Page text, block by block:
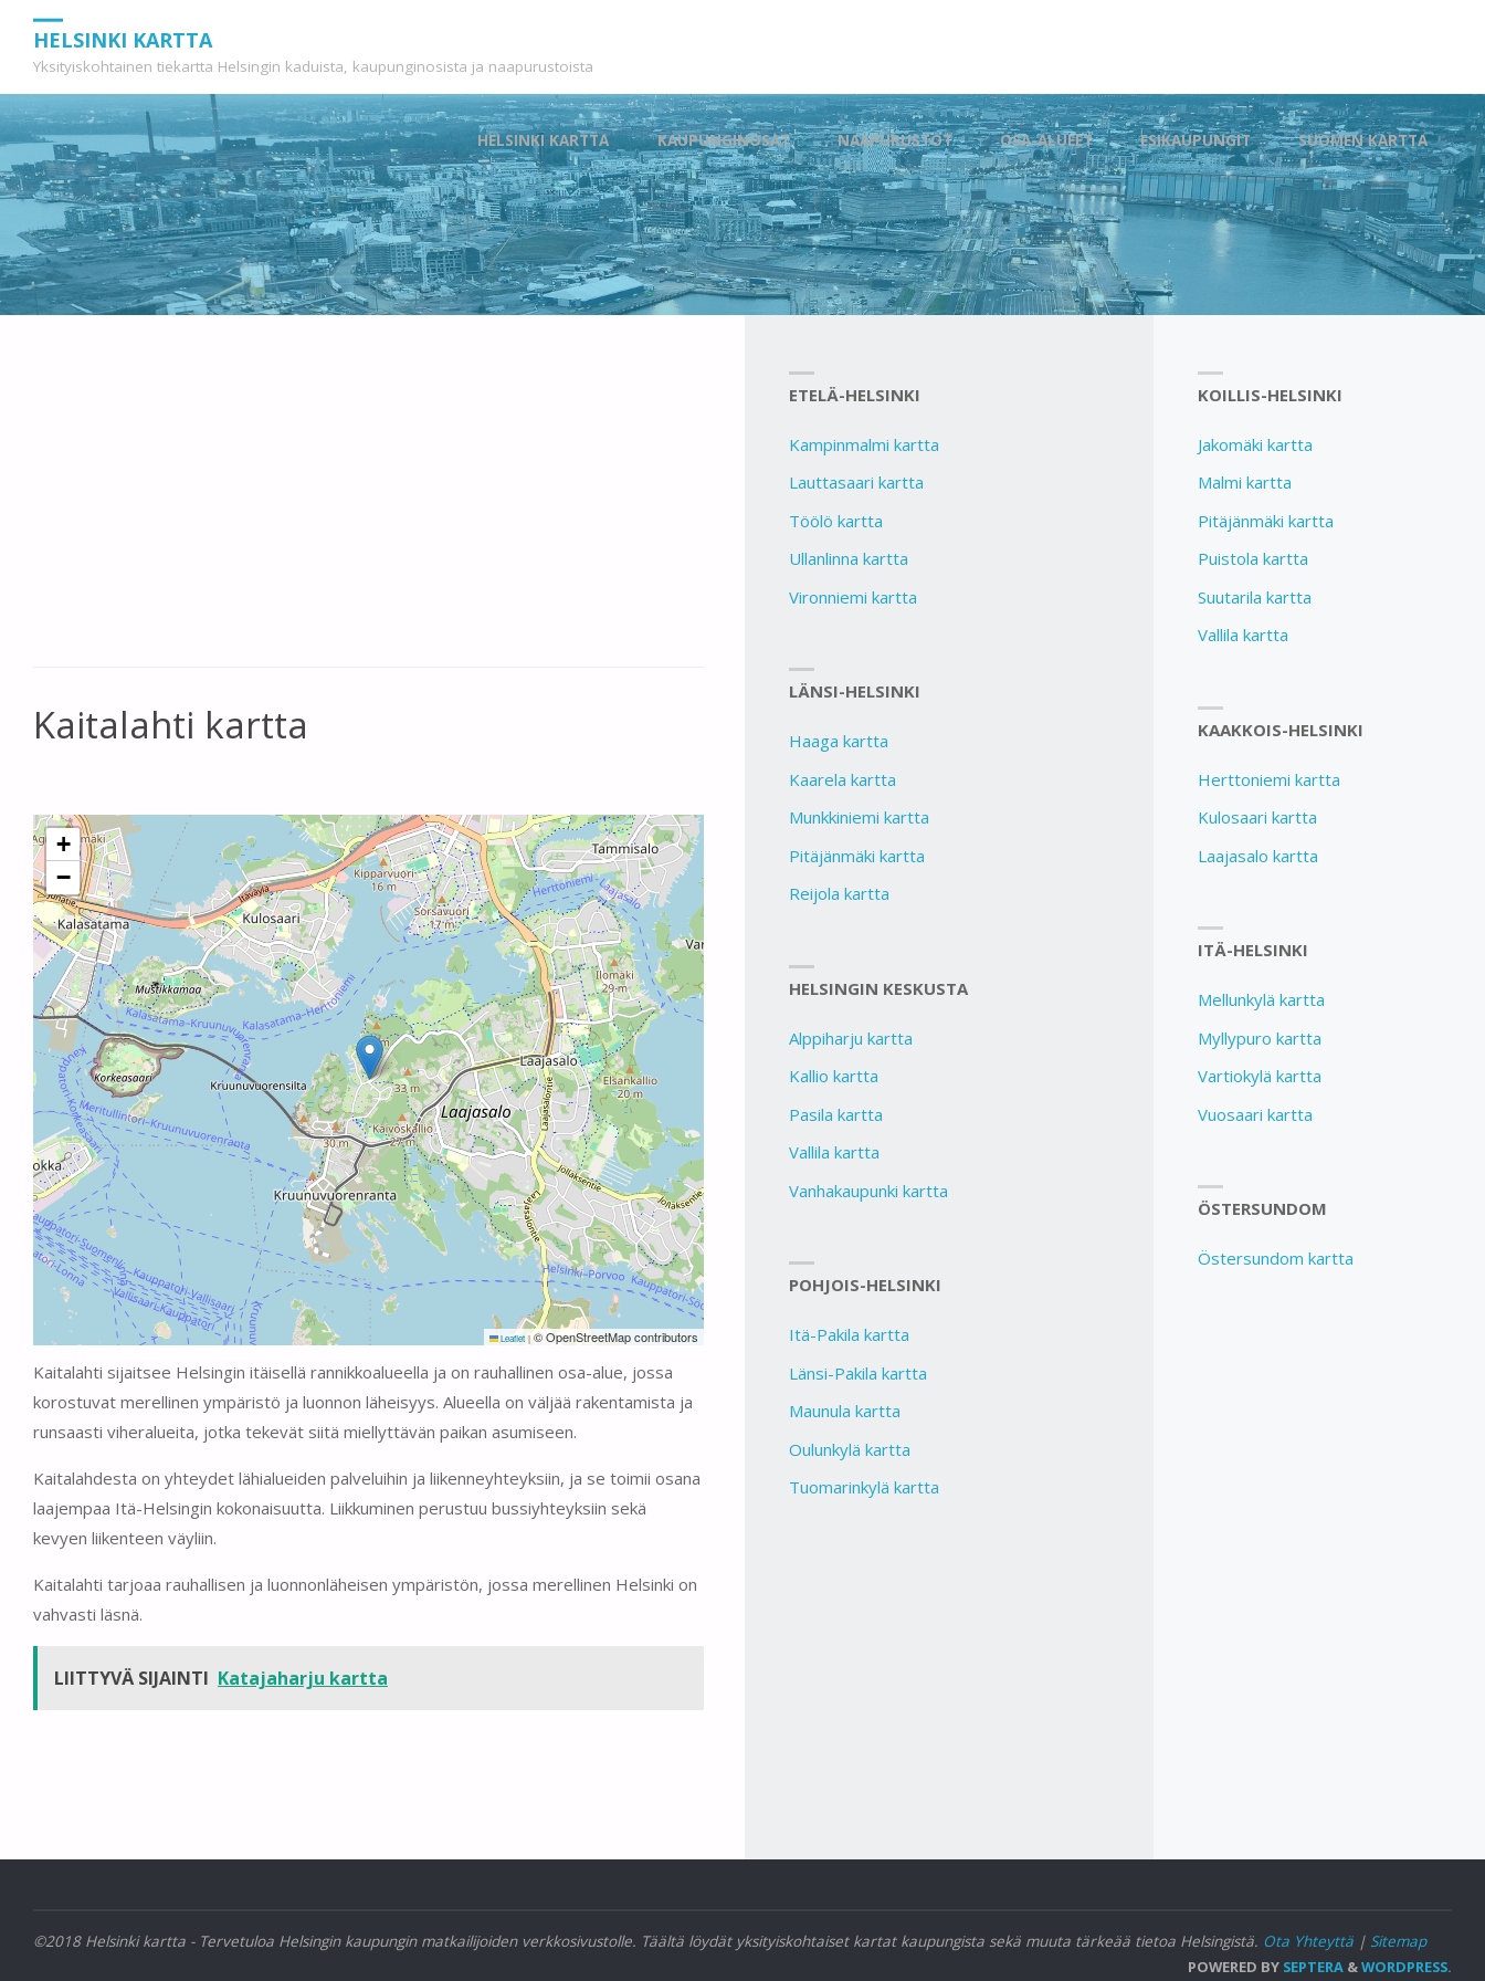
HELSINKI KARTTA
Yksityiskohtainen tiekartta Helsingin kaduista, kaupunginosista ja naapurustoista
Skip
to
content
HELSINKI KARTTA KAUPUNGINOSAT NAAPURUSTOT OSA-ALUEET ESIKAUPUNGIT SUOMEN KARTTA
Kaitalahti kartta
+
−
Leaflet |© OpenStreetMap contributors
Kaitalahti sijaitsee Helsingin itäisellä rannikkoalueella ja on rauhallinen osa-alue, jossa
korostuvat merellinen ympäristö ja luonnon läheisyys. Alueella on väljää rakentamista ja
runsaasti viheralueita, jotka tekevät siitä miellyttävän paikan asumiseen.
Kaitalahdesta on yhteydet lähialueiden palveluihin ja liikenneyhteyksiin, ja se toimii osana
laajempaa Itä-Helsingin kokonaisuutta. Liikkuminen perustuu bussiyhteyksiin sekä
kevyen liikenteen väyliin.
Kaitalahti tarjoaa rauhallisen ja luonnonläheisen ympäristön, jossa merellinen Helsinki on
vahvasti läsnä.
LIITTYVÄ SIJAINTI Katajaharju kartta
ETELÄ-HELSINKI
Kampinmalmi kartta
Lauttasaari kartta
Töölö kartta
Ullanlinna kartta
Vironniemi kartta
LÄNSI-HELSINKI
Haaga kartta
Kaarela kartta
Munkkiniemi kartta
Pitäjänmäki kartta
Reijola kartta
HELSINGIN KESKUSTA
Alppiharju kartta
Kallio kartta
Pasila kartta
Vallila kartta
Vanhakaupunki kartta
POHJOIS-HELSINKI
Itä-Pakila kartta
Länsi-Pakila kartta
Maunula kartta
Oulunkylä kartta
Tuomarinkylä kartta
KOILLIS-HELSINKI
Jakomäki kartta
Malmi kartta
Pitäjänmäki kartta
Puistola kartta
Suutarila kartta
Vallila kartta
KAAKKOIS-HELSINKI
Herttoniemi kartta
Kulosaari kartta
Laajasalo kartta
ITÄ-HELSINKI
Mellunkylä kartta
Myllypuro kartta
Vartiokylä kartta
Vuosaari kartta
ÖSTERSUNDOM
Östersundom kartta
©2018 Helsinki kartta - Tervetuloa Helsingin kaupungin matkailijoiden verkkosivustolle. Täältä löydät yksityiskohtaiset kartat kaupungista sekä muuta tärkeää tietoa Helsingistä. Ota Yhteyttä | Sitemap
POWERED BY SEPTERA &WORDPRESS.